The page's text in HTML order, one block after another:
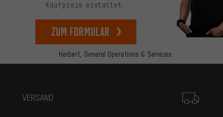
Herbert, General Operations & Services
Kaufpreis erstattet.
zum Formular
VERSAND